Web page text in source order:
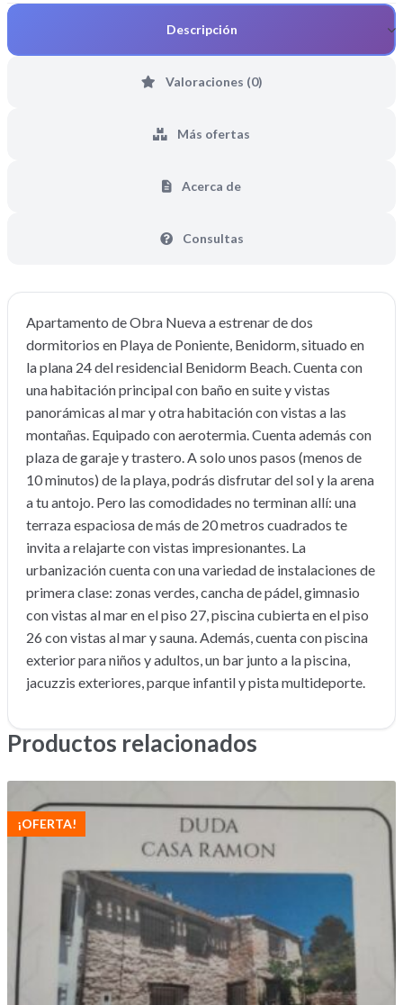
Descripción
Valoraciones (0)
Más ofertas
Acerca de
Consultas
Apartamento de Obra Nueva a estrenar de dos
dormitorios en Playa de Poniente, Benidorm, situado en
la plana 24 del residencial Benidorm Beach. Cuenta con
una habitación principal con baño en suite y vistas
panorámicas al mar y otra habitación con vistas a las
montañas. Equipado con aerotermia. Cuenta además con
plaza de garaje y trastero. A solo unos pasos (menos de
10 minutos) de la playa, podrás disfrutar del sol y la arena
a tu antojo. Pero las comodidades no terminan allí: una
terraza espaciosa de más de 20 metros cuadrados te
invita a relajarte con vistas impresionantes. La
urbanización cuenta con una variedad de instalaciones de
primera clase: zonas verdes, cancha de pádel, gimnasio
con vistas al mar en el piso 27, piscina cubierta en el piso
26 con vistas al mar y sauna. Además, cuenta con piscina
exterior para niños y adultos, un bar junto a la piscina,
jacuzzis exteriores, parque infantil y pista multideporte.
Productos relacionados
¡OFERTA!